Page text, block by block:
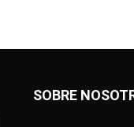
SOBRE